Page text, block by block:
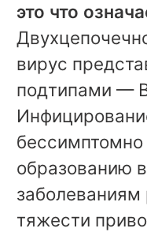
это что
вирус
подтипами —
бессимптомно
образованию
заболеваниям
тяжести